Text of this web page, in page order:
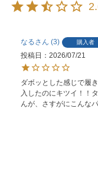
なる 3 購入者
投稿日
2026/07/21
ダボッとした感じで履
入したのにキツイ！！
んが、さすがにこんな